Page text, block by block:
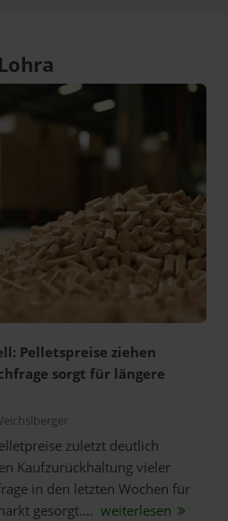
Pelletspreise ziehen
sorgt für längere
zuletzt deutlich
Kaufzurückhaltung vieler
in den letzten Wochen für
gesorgt.... weiterlesen